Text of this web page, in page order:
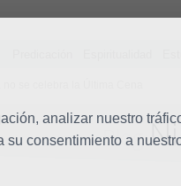
analizar nuestro
su consentimiento a
Blog